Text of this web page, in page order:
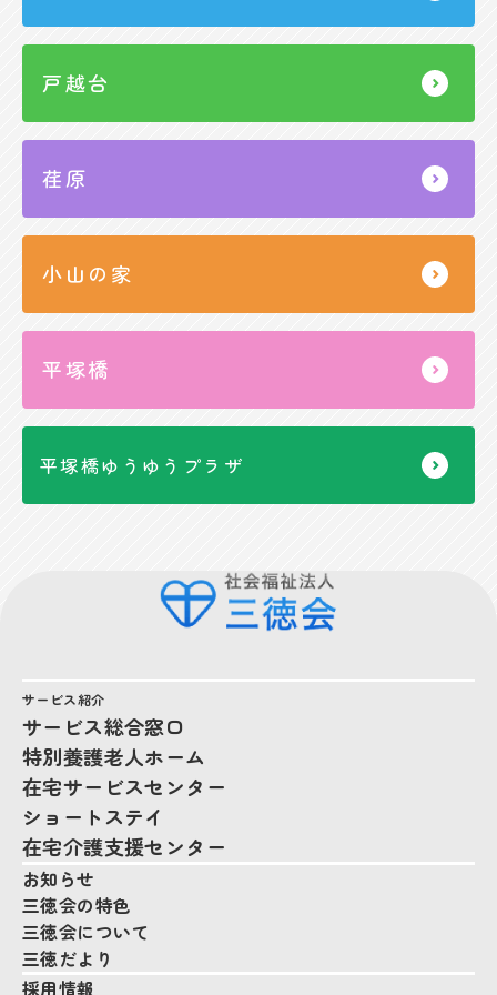
戸越台
荏原
小山の家
平塚橋
平塚橋ゆうゆうプラザ
サービス紹介
サービス総合窓口
特別養護老人ホーム
在宅サービスセンター
ショートステイ
在宅介護支援センター
お知らせ
三徳会の特色
三徳会について
三徳だより
採用情報